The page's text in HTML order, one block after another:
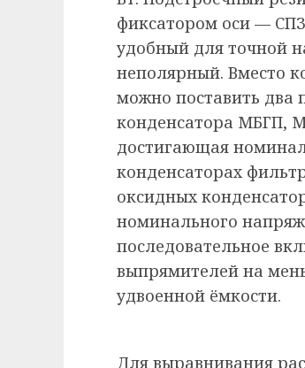
фиксатором оси —
удобный для точной
неполярный. Вместо
можно поставить
конденсатора МБГП,
достигающая
конденсаторах
оксидных
номинального
последовательное
выпрямителей на
удвоенной ёмкости.
Для выравнивания